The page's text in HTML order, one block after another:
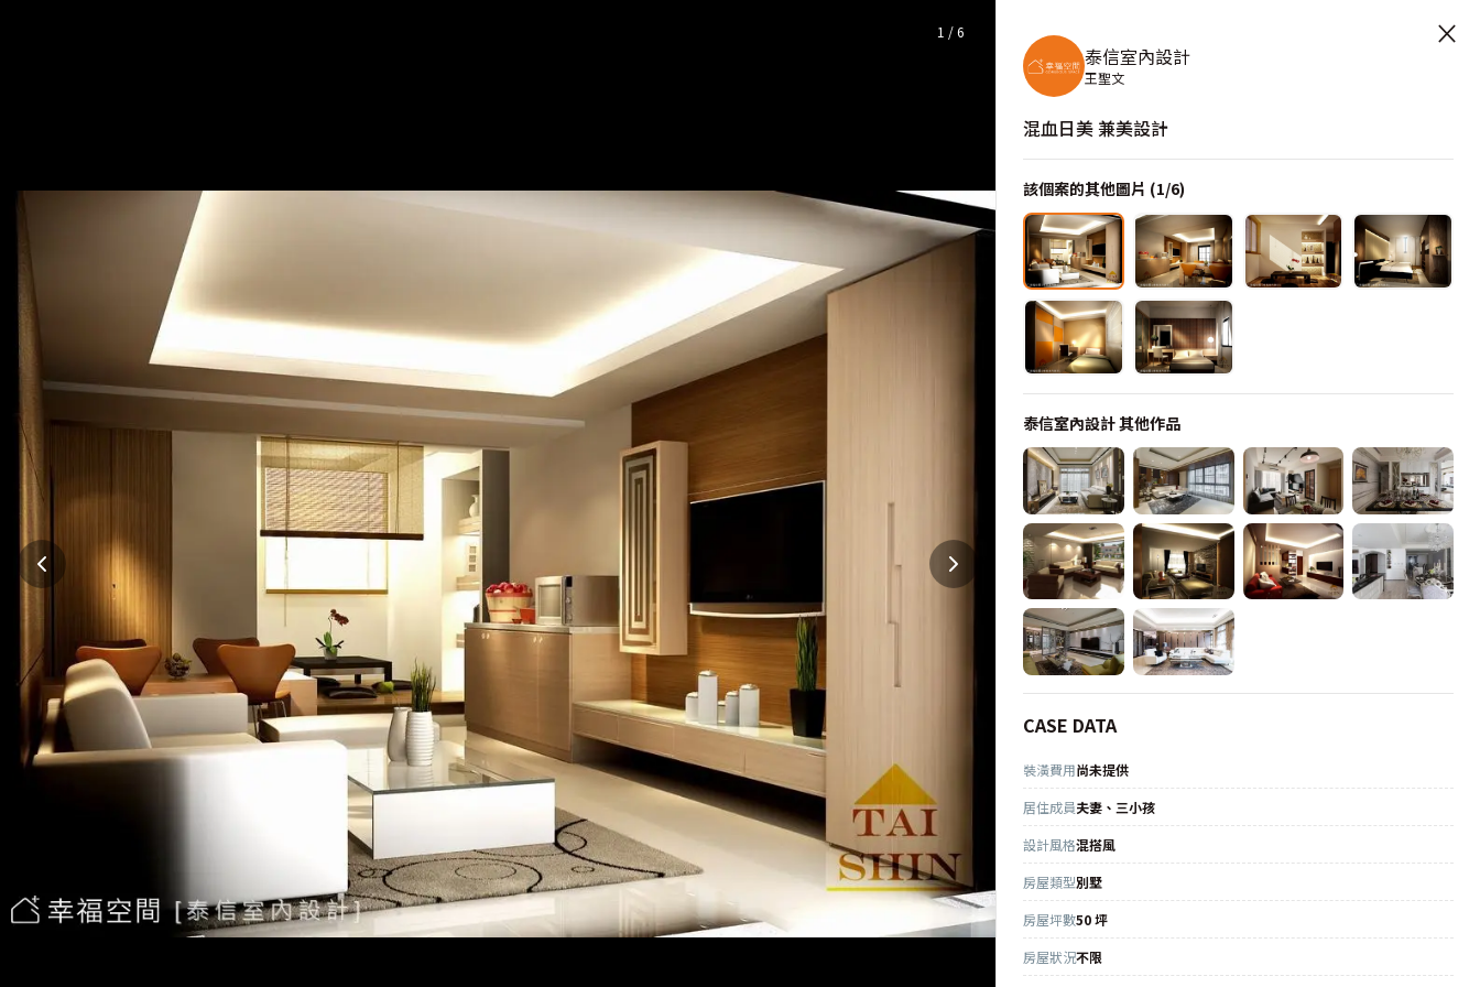
1 /6 ×
泰信室內設計
王聖文
混血日美 兼美設計
該個案的其他圖片 (1/6)
泰信室內設計其他作品
CASE DATA
裝潢費用尚未提供
居住成員夫妻、三小孩
設計風格混搭風
房屋類型別墅
房屋坪數50 坪
房屋狀況不限